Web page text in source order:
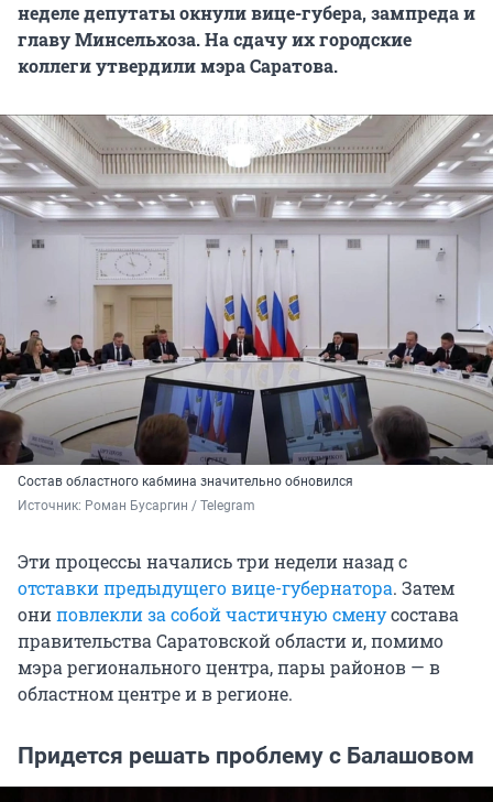
неделе депутаты окнули вице-губера, зампреда и
главу Минсельхоза. На сдачу их городские
коллеги утвердили мэра Саратова.
Состав областного кабмина значительно обновился
Источник: Роман Бусаргин / Telegram
Эти процессы начались три недели назад с
отставки предыдущего вице-губернатора. Затем
ониповлекли за собой частичную сменусостава
правительства Саратовской области и, помимо
мэра регионального центра, пары районов — в
областном центре и в регионе.
Придется решать проблему с Балашовом